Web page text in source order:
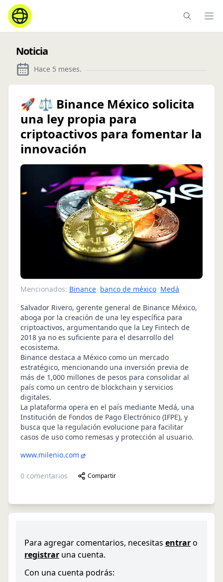
Noticia
Hace 5 meses.
🚀 ⚖️ Binance México solicita
una ley propia para
criptoactivos para fomentar la
innovación
Mencionados: Binance banco de méxico Medá
Salvador Rivero, gerente general de Binance México,
aboga por la creación de una ley específica para
criptoactivos, argumentando que la Ley Fintech de
2018 ya no es suficiente para el desarrollo del
ecosistema.
Binance destaca a México como un mercado
estratégico, mencionando una inversión previa de
más de 1,000 millones de pesos para consolidar al
país como un centro de blockchain y servicios
digitales.
La plataforma opera en el país mediante Medá, una
Institución de Fondos de Pago Electrónico (IFPE), y
busca que la regulación evolucione para facilitar
casos de uso como remesas y protección al usuario.
www.milenio.com
0 comentarios Compartir
Para agregar comentarios, necesitas entraro
registrar una cuenta.
Con una cuenta podrás: